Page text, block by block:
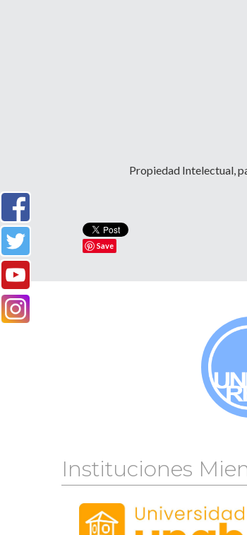
Propiedad Intelectual,
Save
Instituciones